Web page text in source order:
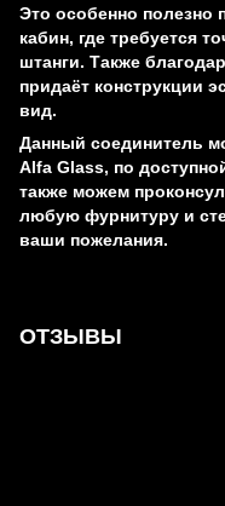
Это особенно полезно
кабин, где требуется
штанги. Также
придаёт конструкции
вид.
Данный соединитель
Alfa Glass, по
также можем
любую фурнитуру и
ваши пожелания.
ОТЗЫВЫ